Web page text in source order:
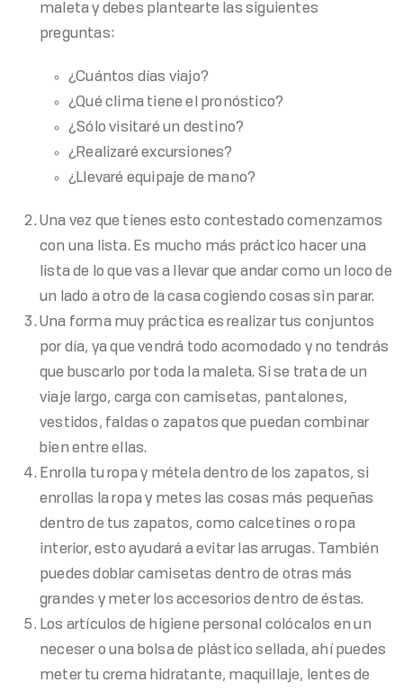
maleta y debes plantearte las siguientes
preguntas:
¿Cuántos días viajo?
¿Qué clima tiene el pronóstico?
¿Sólo visitaré un destino?
¿Realizaré excursiones?
¿Llevaré equipaje de mano?
Una vez que tienes esto contestado comenzamos
con una lista. Es mucho más práctico hacer una
lista de lo que vas a llevar que andar como un loco de
un lado a otro de la casa cogiendo cosas sin parar.
Una forma muy práctica es realizar tus conjuntos
por día, ya que vendrá todo acomodado y no tendrás
que buscarlo por toda la maleta. Si se trata de un
viaje largo, carga con camisetas, pantalones,
vestidos, faldas o zapatos que puedan combinar
bien entre ellas.
Enrolla tu ropa y métela dentro de los zapatos, si
enrollas la ropa y metes las cosas más pequeñas
dentro de tus zapatos, como calcetines o ropa
interior, esto ayudará a evitar las arrugas. También
puedes doblar camisetas dentro de otras más
grandes y meter los accesorios dentro de éstas.
Los artículos de higiene personal colócalos en un
neceser o una bolsa de plástico sellada, ahí puedes
meter tu crema hidratante, maquillaje, lentes de